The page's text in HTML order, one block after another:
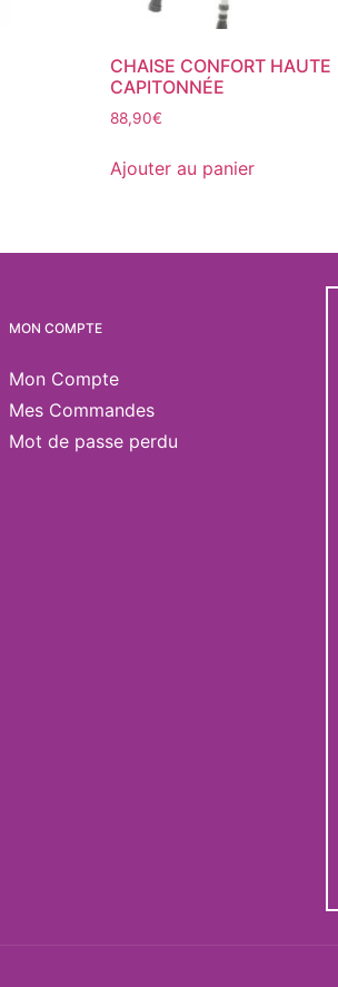
CHAISE CONFORT HAUTE
CAPITONNÉE
88,90€
Ajouter au panier
MON COMPTE
Mon Compte
Mes Commandes
Mot de passe perdu